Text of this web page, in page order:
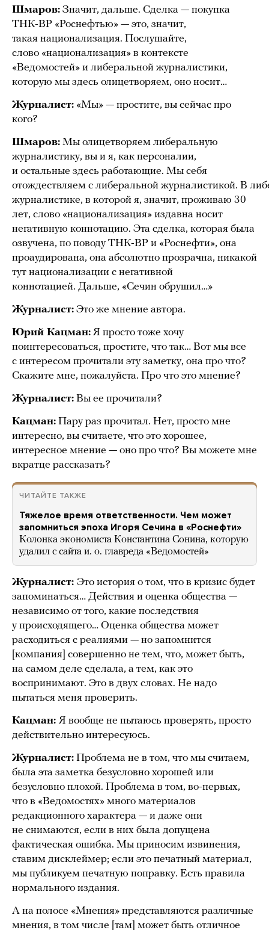
Шмаров: Значит, дальше. Сделка — покупка
ТНК-BP «Роснефтью» — это, значит,
такая национализация. Послушайте,
слово «национализация» в контексте
«Ведомостей» и либеральной журналистики,
которую мы здесь олицетворяем, оно носит…
Журналист: «Мы» — простите, вы сейчас про
кого?
Шмаров: Мы олицетворяем либеральную
журналистику, вы и я, как персоналии,
и остальные здесь работающие. Мы себя
отождествляем с либеральной журналистикой. В
журналистике, в которой я, значит, проживаю 30
лет, слово «национализация» издавна носит
негативную коннотацию. Эта сделка, которая была
озвучена, по поводу ТНК-ВР и «Роснефти», она
проаудирована, она абсолютно прозрачна, никакой
тут национализации с негативной
коннотацией. Дальше, «Сечин обрушил…»
Журналист: Это же мнение автора.
Юрий Кацман: Я просто тоже хочу
поинтересоваться, простите, что так… Вот мы все
с интересом прочитали эту заметку, она про что?
Скажите мне, пожалуйста. Про что это мнение?
Журналист: Вы ее прочитали?
Кацман: Пару раз прочитал. Нет, просто мне
интересно, вы считаете, что это хорошее,
интересное мнение — оно про что? Вы можете мне
вкратце рассказать?
ЧИТАЙТЕ ТАКЖЕ
Тяжелое время ответственности. Чем может
запомниться эпоха Игоря Сечина в «Роснефти»
Колонка экономиста Константина Сонина, которую
удалил с сайта и. о. главреда «Ведомостей»
Журналист: Это история о том, что в кризис будет
запоминаться… Действия и оценка общества —
независимо от того, какие последствия
у происходящего… Оценка общества может
расходиться с реалиями — но запомнится
[компания] совершенно не тем, что, может быть,
на самом деле сделала, а тем, как это
воспринимают. Это в двух словах. Не надо
пытаться меня проверить.
Кацман: Я вообще не пытаюсь проверять, просто
действительно интересуюсь.
Журналист: Проблема не в том, что мы считаем,
была эта заметка безусловно хорошей или
безусловно плохой. Проблема в том, во-первых,
что в «Ведомостях» много материалов
редакционного характера — и даже они
не снимаются, если в них была допущена
фактическая ошибка. Мы приносим извинения,
ставим дисклеймер; если это печатный материал,
мы публикуем печатную поправку. Есть правила
нормального издания.
А на полосе «Мнения» представляются различные
мнения, в том числе [там] может быть отличное